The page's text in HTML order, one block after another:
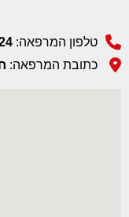
טלפון המרפאה:
כתובת המרפאה: